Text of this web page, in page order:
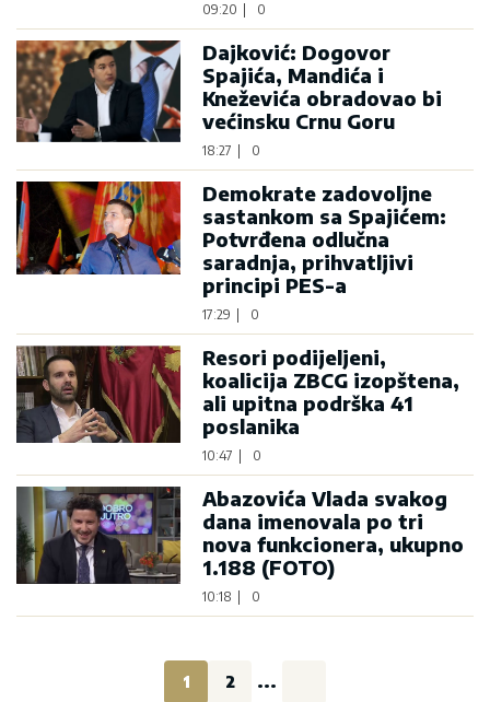
09:20 0
Dajković: Dogovor
Spajića, Mandića i
Kneževića obradovao bi
većinsku Crnu Goru
18:27 0
Demokrate zadovoljne
sastankom sa Spajićem:
Potvrđena odlučna
saradnja, prihvatljivi
principi PES-a
17:29 0
Resori podijeljeni,
koalicija ZBCG izopštena,
ali upitna podrška 41
poslanika
10:47 0
Abazovića Vlada svakog
dana imenovala po tri
nova funkcionera, ukupno
1.188 (FOTO)
10:18 0
1 2 ...